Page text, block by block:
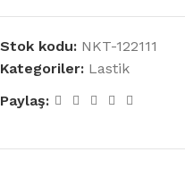
Stok kodu: NKT-122111
Kategoriler: Lastik
Paylaş: